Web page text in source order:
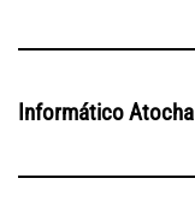
Informático Atocha